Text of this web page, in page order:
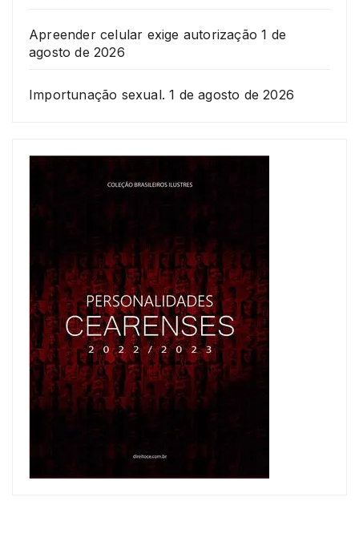
Apreender celular exige autorização 1 de
agosto de 2026
Importunação sexual. 1 de agosto de 2026